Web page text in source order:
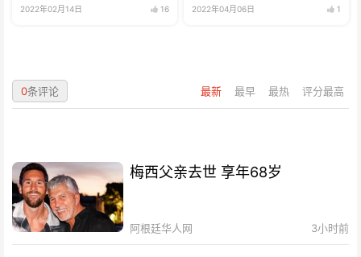
2022年02月14日 16 2022年04月06日 1
最新 最早 最热 评分最高
0条评论
梅西父亲去世 享年68岁
阿根廷华人网 3小时前